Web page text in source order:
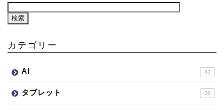
カテゴリー
AI 82
タブレット 36